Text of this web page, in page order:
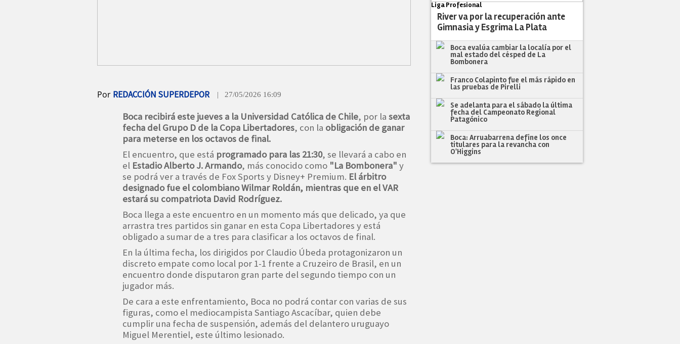
Por REDACCIÓN SUPERDEPOR | 27/05/2026 16:09
Boca recibirá este jueves a la Universidad Católica de Chile, por la sexta
fecha del Grupo D de la Copa Libertadores, con la obligación de ganar
para meterse en los octavos de final.
El encuentro, que está programado para las 21:30, se llevará a cabo en
el Estadio Alberto J. Armando, más conocido como "La Bombonera" y
se podrá ver a través de Fox Sports y Disney+ Premium. El árbitro
designado fue el colombiano Wilmar Roldán, mientras que en el VAR
estará su compatriota David Rodríguez.
Boca llega a este encuentro en un momento más que delicado, ya que
arrastra tres partidos sin ganar en esta Copa Libertadores y está
obligado a sumar de a tres para clasificar a los octavos de final.
En la última fecha, los dirigidos por Claudio Úbeda protagonizaron un
discreto empate como local por 1-1 frente a Cruzeiro de Brasil, en un
encuentro donde disputaron gran parte del segundo tiempo con un
jugador más.
De cara a este enfrentamiento, Boca no podrá contar con varias de sus
figuras, como el mediocampista Santiago Ascacíbar, quien debe
cumplir una fecha de suspensión, además del delantero uruguayo
Miguel Merentiel, este último lesionado.
Liga Profesional
River va por la recuperación ante
Gimnasia y Esgrima La Plata
Boca evalúa cambiar la localía por el
mal estado del césped de La
Bombonera
Franco Colapinto fue el más rápido en
las pruebas de Pirelli
Se adelanta para el sábado la última
fecha del Campeonato Regional
Patagónico
Boca: Arruabarrena define los once
titulares para la revancha con
O'Higgins